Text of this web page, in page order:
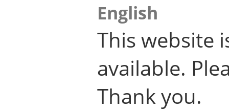
English
This website
available.
Thank you.